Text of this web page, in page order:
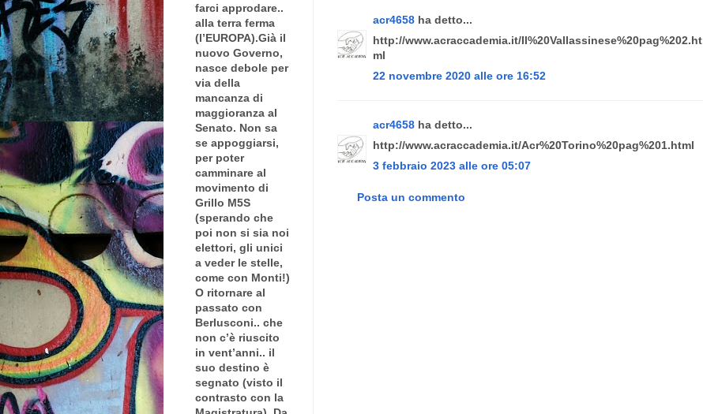
acr4658 ha detto...
http://www.acraccademia.it/Il%20Vallassinese%20pag%202.ht
ml
22 novembre 2020 alle ore 16:52
acr4658 ha detto...
http://www.acraccademia.it/Acr%20Torino%20pag%201.html
3 febbraio 2023 alle ore 05:07
Posta un commento
farci approdare..
alla terra ferma
(l’EUROPA).Già il
nuovo Governo,
nasce debole per
via della
mancanza di
maggioranza al
Senato. Non sa
se appoggiarsi,
per poter
camminare al
movimento di
Grillo M5S
(sperando che
poi non si sia noi
elettori, gli unici
a veder le stelle,
come con Monti!)
O ritornare al
passato con
Berlusconi.. che
non c’è riuscito
in vent’anni.. il
suo destino è
segnato (visto il
contrasto con la